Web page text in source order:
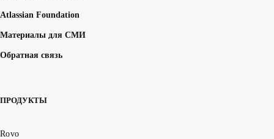
Atlassian Foundation
Материалы для СМИ
Обратная связь
ПРОДУКТЫ
Rovo